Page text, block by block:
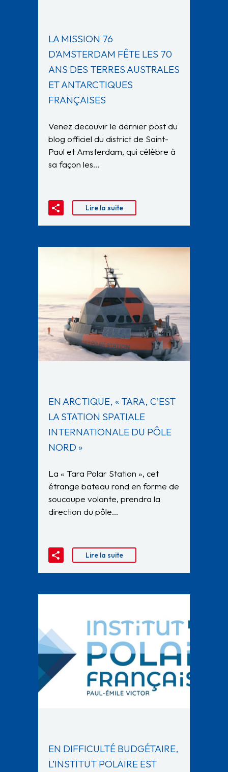
LA MISSION 76
D’AMSTERDAM FÊTE LES 70
ANS DES TERRES AUSTRALES
ET ANTARCTIQUES
FRANÇAISES
Venez decouvir le dernier post du
blog officiel du district de Saint-
Paul et Amsterdam, qui célèbre à
sa façon les…
Lire la suite
EN ARCTIQUE, « TARA, C’EST
LA STATION SPATIALE
INTERNATIONALE DU PÔLE
NORD »
La « Tara Polar Station », cet
étrange bateau rond en forme de
soucoupe volante, prendra la
direction du pôle…
Lire la suite
EN DIFFICULTÉ BUDGÉTAIRE,
L’INSTITUT POLAIRE EST